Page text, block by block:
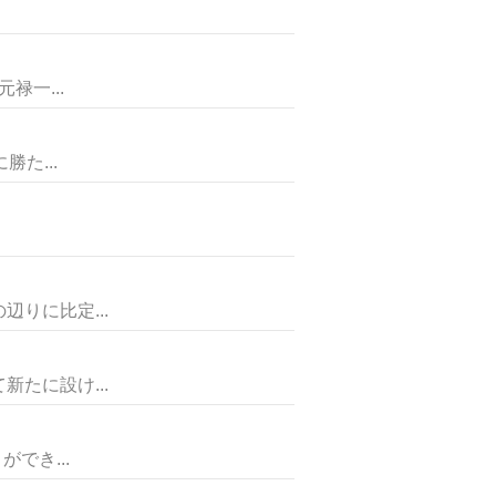
禄一...
た...
りに比定...
たに設け...
でき...